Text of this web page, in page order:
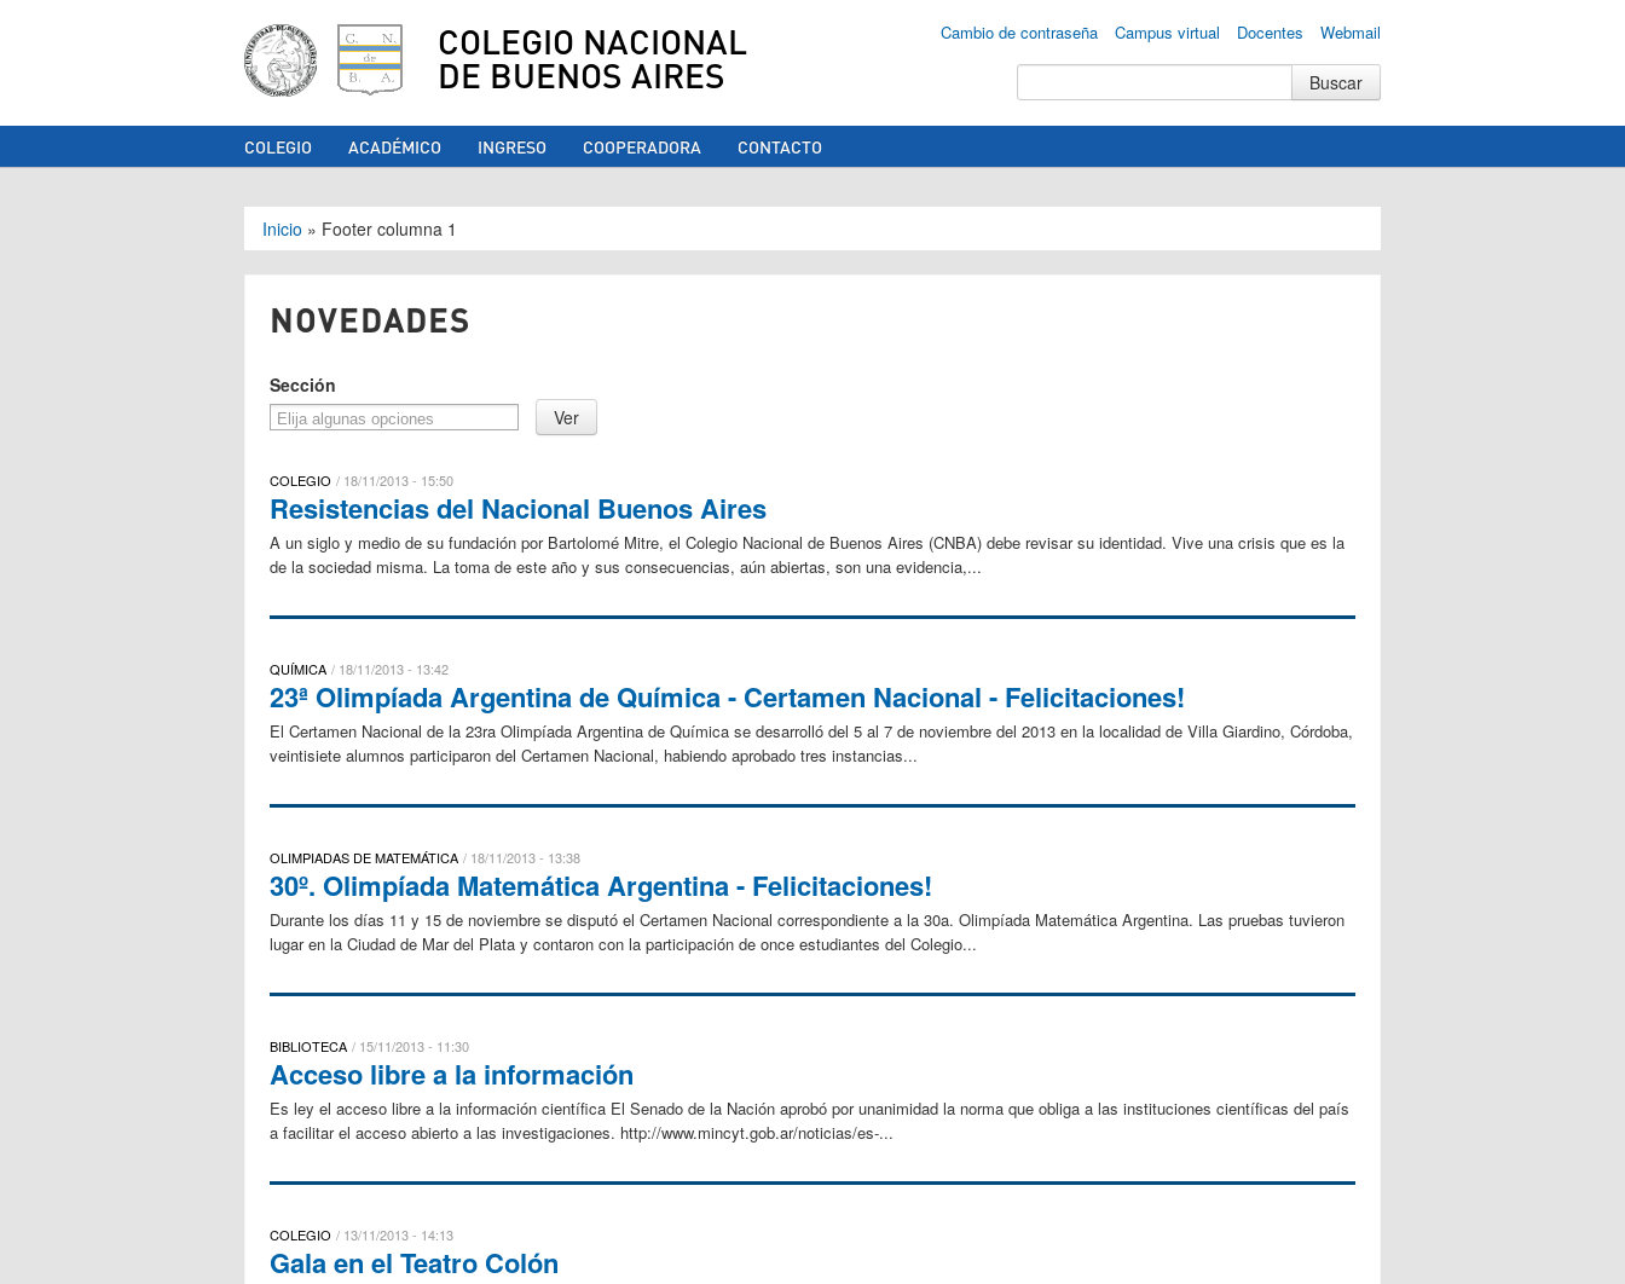
COLEGIO NACIONAL
DE BUENOS AIRES
Cambio de contraseña Campus virtual Docentes Webmail
COLEGIO ACADÉMICO INGRESO COOPERADORA CONTACTO
Se encuentra usted aquí
Inicio » Footer columna 1
NOVEDADES
Sección
COLEGIO 18/11/2013 - 15:50
Resistencias del Nacional Buenos Aires
A un siglo y medio de su fundación por Bartolomé Mitre, el Colegio Nacional de Buenos Aires (CNBA) debe revisar su identidad. Vive una crisis que es la
de la sociedad misma. La toma de este año y sus consecuencias, aún abiertas, son una evidencia,...
QUÍMICA 18/11/2013 - 13:42
23ª Olimpíada Argentina de Química - Certamen Nacional - Felicitaciones!
El Certamen Nacional de la 23ra Olimpíada Argentina de Química se desarrolló del 5 al 7 de noviembre del 2013 en la localidad de Villa Giardino, Córdoba,
veintisiete alumnos participaron del Certamen Nacional, habiendo aprobado tres instancias...
OLIMPIADAS DE MATEMÁTICA 18/11/2013 - 13:38
30º. Olimpíada Matemática Argentina - Felicitaciones!
Durante los días 11 y 15 de noviembre se disputó el Certamen Nacional correspondiente a la 30a. Olimpíada Matemática Argentina. Las pruebas tuvieron
lugar en la Ciudad de Mar del Plata y contaron con la participación de once estudiantes del Colegio...
BIBLIOTECA 15/11/2013 - 11:30
Acceso libre a la información
Es ley el acceso libre a la información científica El Senado de la Nación aprobó por unanimidad la norma que obliga a las instituciones científicas del país
a facilitar el acceso abierto a las investigaciones. http://www.mincyt.gob.ar/noticias/es-...
COLEGIO 13/11/2013 - 14:13
Gala en el Teatro Colón